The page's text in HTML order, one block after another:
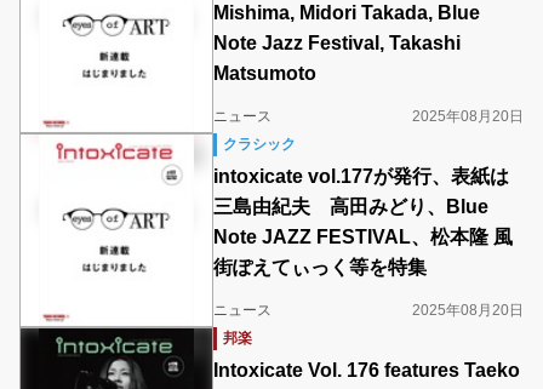
Mishima, Midori Takada, Blue
Note Jazz Festival, Takashi
Matsumoto
ニュース
2025年08月20日
クラシック
intoxicate vol.177が発行、表紙は
三島由紀夫 高田みどり、Blue
Note JAZZ FESTIVAL、松本隆 風
街ぽえてぃっく等を特集
ニュース
2025年08月20日
邦楽
Intoxicate Vol. 176 features Taeko